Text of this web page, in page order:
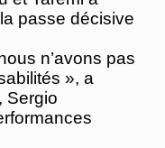
passe décisive
n’avons pas
», a
Sergio